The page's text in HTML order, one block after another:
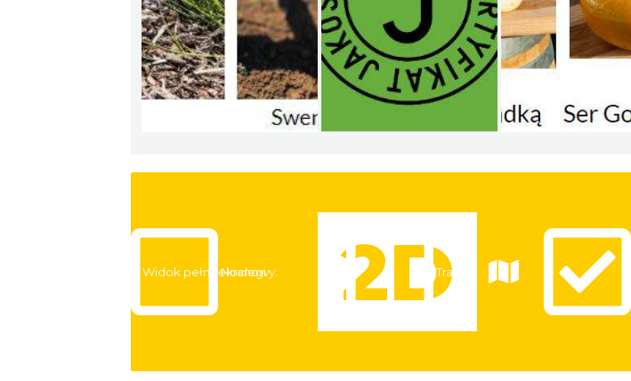
Widok pełnoekranowy:
Noclegi Trasy